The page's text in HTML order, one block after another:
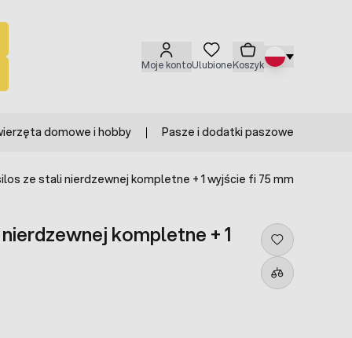
Moje kontoUlubioneKoszyk
domowe i hobby Pasze i dodatki paszowe
ze stali nierdzewnej kompletne + 1 wyjście fi 75 mm
kompletne + 1